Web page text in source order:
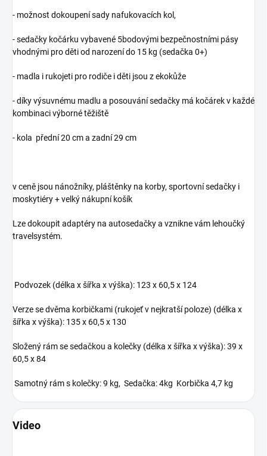
- možnost dokoupení sady nafukovacích kol,
- sedačky kočárku vybavené 5bodovými bezpečnostními pásy
vhodnými pro děti od narození do 15 kg (sedačka 0+)
- madla i rukojeti pro rodiče i děti jsou z ekokůže
- díky výsuvnému madlu a posouvání sedačky má kočárek v každé
kombinaci výborné těžiště
- kola přední 20 cm a zadní 29 cm
v ceně jsou nánožníky, pláštěnky na korby, sportovní sedačky i
moskytiéry + velký nákupní košík
Lze dokoupit adaptéry na autosedačky a vznikne vám lehoučký
travelsystém.
Podvozek (délka x šířka x výška): 123 x 60,5 x 124
Verze se dvěma korbičkami (rukojeť v nejkratší poloze) (délka x
šířka x výška): 135 x 60,5 x 130
Složený rám se sedačkou a kolečky (délka x šířka x výška): 39 x
60,5 x 84
Samotný rám s kolečky: 9 kg, Sedačka: 4kg Korbička 4,7 kg
Video